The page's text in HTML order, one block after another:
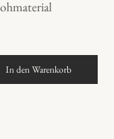
In den Warenkorb